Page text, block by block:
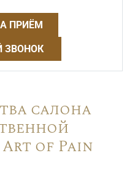
ПРИЁМ
ЗВОНОК
салона
Art of Pain